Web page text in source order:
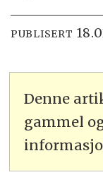
PUBLISERT
Denne
gammel